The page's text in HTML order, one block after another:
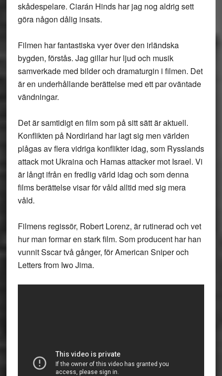
skådespelare. Ciarán Hinds har jag nog aldrig sett
göra någon dålig insats.
Filmen har fantastiska vyer över den irländska
bygden, förstås. Jag gillar hur ljud och musik
samverkade med bilder och dramaturgin i filmen. Det
är en underhållande berättelse med ett par oväntade
vändningar.
Det är samtidigt en film som på sitt sätt är aktuell.
Konflikten på Nordirland har lagt sig men världen
plågas av flera vidriga konflikter idag, som Rysslands
attack mot Ukraina och Hamas attacker mot Israel. Vi
är långt ifrån en fredlig värld idag och som denna
films berättelse visar för våld alltid med sig mera
våld.
Filmens regissör, Robert Lorenz, är rutinerad och vet
hur man formar en stark film. Som producent har han
vunnit Sscar två gånger, för American Sniper och
Letters from Iwo Jima.